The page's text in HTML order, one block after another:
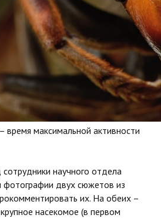
время максимальной активности
научного отдела
фотографии двух сюжетов из
их. На обеих –
насекомое (в первом